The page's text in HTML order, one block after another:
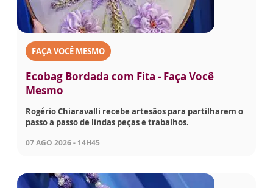
FAÇA VOCÊ MESMO
Ecobag Bordada com Fita - Faça Você
Mesmo
Rogério Chiaravalli recebe artesãos para partilharem o
passo a passo de lindas peças e trabalhos.
07 AGO 2026 - 14H45